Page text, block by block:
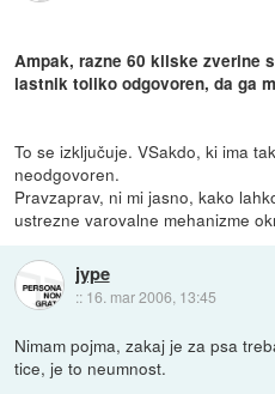
Ampak, razne 60 kilske zverine
lastnik toliko odgovoren, da ga
To se izključuje. VSakdo, ki ima
neodgovoren.
Pravzaprav, ni mi jasno, kako
ustrezne varovalne mehanizme
jype
:: 16. mar 2006, 13:45
Nimam pojma, zakaj je za psa
tice, je to neumnost.